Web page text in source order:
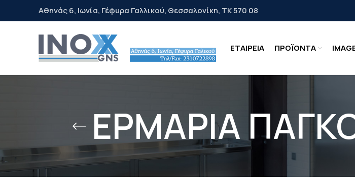
Αθηνάς 6, Ιωνία, Γέφυρα Γαλλικού, Θεσσαλονίκη, ΤΚ 570 08
ΕΤΑΙΡΕΙΑ ΠΡΟΪΟΝΤΑ
ΕΡΜΑΡΙΑ